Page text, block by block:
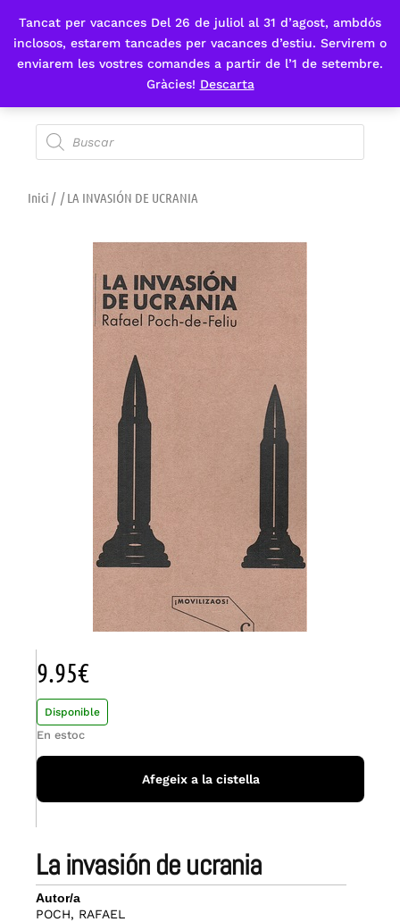
Tancat per vacances Del 26 de juliol al 31 d’agost, ambdós
inclosos, estarem tancades per vacances d’estiu. Servirem o
enviarem les vostres comandes a partir de l’1 de setembre.
Gràcies! Descarta
Fes-te'n sòcia
Inici / / LA INVASIÓN DE UCRANIA
la invasión de ucrania
Autor/a
POCH, RAFAEL
9.95€
Disponible
En estoc
Afegeix a la cistella